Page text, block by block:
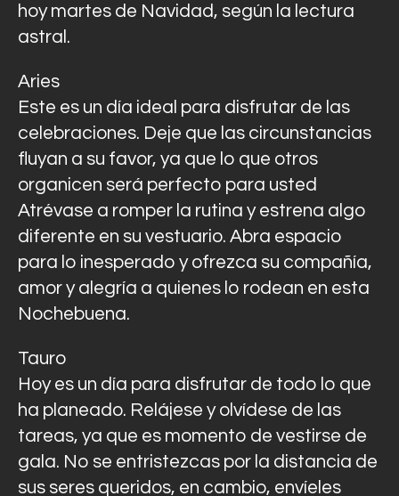
hoy martes de Navidad, según la lectura
astral.
Aries
Este es un día ideal para disfrutar de las
celebraciones. Deje que las circunstancias
fluyan a su favor, ya que lo que otros
organicen será perfecto para usted
Atrévase a romper la rutina y estrena algo
diferente en su vestuario. Abra espacio
para lo inesperado y ofrezca su compañía,
amor y alegría a quienes lo rodean en esta
Nochebuena.
Tauro
Hoy es un día para disfrutar de todo lo que
ha planeado. Relájese y olvídese de las
tareas, ya que es momento de vestirse de
gala. No se entristezcas por la distancia de
sus seres queridos, en cambio, envíeles